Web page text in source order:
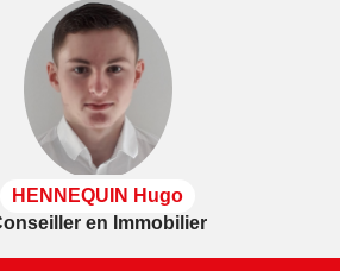
HENNEQUIN Hugo
en Immobilier